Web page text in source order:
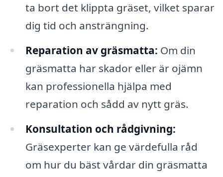
ta bort det klippta gräset, vilket sparar
dig tid och ansträngning.
Reparation av gräsmatta: Om din
gräsmatta har skador eller är ojämn
kan professionella hjälpa med
reparation och sådd av nytt gräs.
Konsultation och rådgivning:
Gräsexperter kan ge värdefulla råd
om hur du bäst vårdar din gräsmatta